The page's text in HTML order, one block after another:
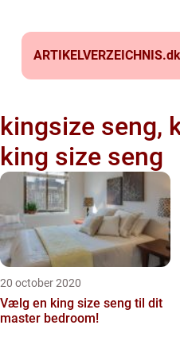
ARTIKELVERZEICHNIS.dk
kingsize seng,
king size seng
20 october 2020
Vælg en king size seng til dit
master bedroom!